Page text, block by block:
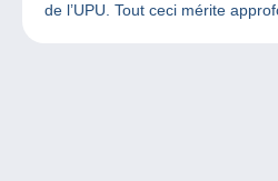
de l’UPU. Tout ceci mérite